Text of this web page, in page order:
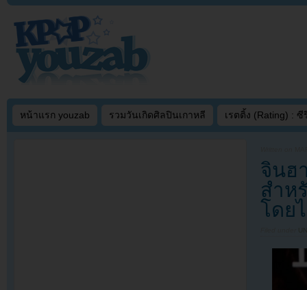
หน้าแรก youzab รวมวันเกิดศิลปินเกาหลี เรตติ้ง (Rating) : ซี
จินฮ
สำห
โดย